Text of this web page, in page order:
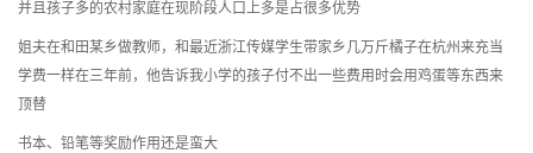
并且孩子多的农村家庭在现阶段人口上多是占很多优势
姐夫在和田某乡做教师，和最近浙江传媒学生带家乡几万斤橘子在杭州来充当
学费一样在三年前，他告诉我小学的孩子付不出一些费用时会用鸡蛋等东西来
顶替
书本、铅笔等奖励作用还是蛮大